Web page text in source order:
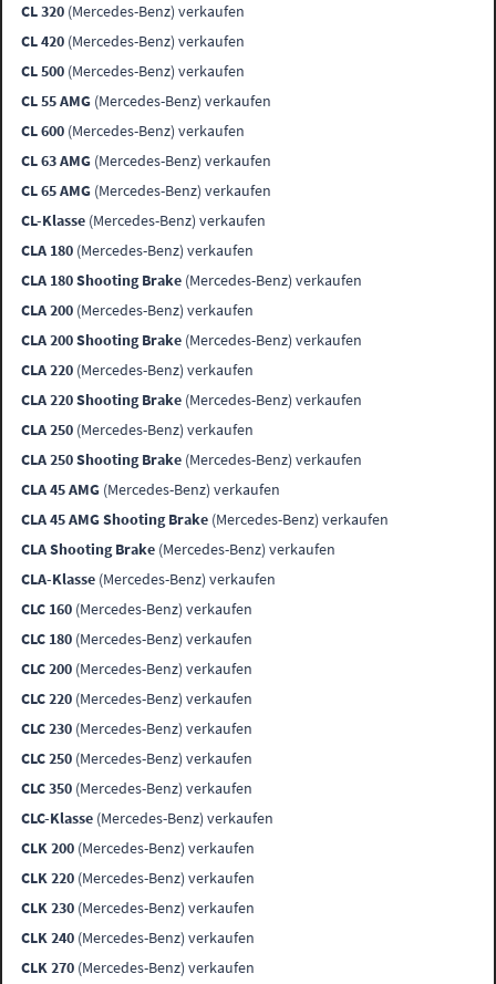
CL 320 (Mercedes-Benz) verkaufen
CL 420 (Mercedes-Benz) verkaufen
CL 500 (Mercedes-Benz) verkaufen
CL 55 AMG (Mercedes-Benz) verkaufen
CL 600 (Mercedes-Benz) verkaufen
CL 63 AMG (Mercedes-Benz) verkaufen
CL 65 AMG (Mercedes-Benz) verkaufen
CL-Klasse (Mercedes-Benz) verkaufen
CLA 180 (Mercedes-Benz) verkaufen
CLA 180 Shooting Brake (Mercedes-Benz) verkaufen
CLA 200 (Mercedes-Benz) verkaufen
CLA 200 Shooting Brake (Mercedes-Benz) verkaufen
CLA 220 (Mercedes-Benz) verkaufen
CLA 220 Shooting Brake (Mercedes-Benz) verkaufen
CLA 250 (Mercedes-Benz) verkaufen
CLA 250 Shooting Brake (Mercedes-Benz) verkaufen
CLA 45 AMG (Mercedes-Benz) verkaufen
CLA 45 AMG Shooting Brake (Mercedes-Benz) verkaufen
CLA Shooting Brake (Mercedes-Benz) verkaufen
CLA-Klasse (Mercedes-Benz) verkaufen
CLC 160 (Mercedes-Benz) verkaufen
CLC 180 (Mercedes-Benz) verkaufen
CLC 200 (Mercedes-Benz) verkaufen
CLC 220 (Mercedes-Benz) verkaufen
CLC 230 (Mercedes-Benz) verkaufen
CLC 250 (Mercedes-Benz) verkaufen
CLC 350 (Mercedes-Benz) verkaufen
CLC-Klasse (Mercedes-Benz) verkaufen
CLK 200 (Mercedes-Benz) verkaufen
CLK 220 (Mercedes-Benz) verkaufen
CLK 230 (Mercedes-Benz) verkaufen
CLK 240 (Mercedes-Benz) verkaufen
CLK 270 (Mercedes-Benz) verkaufen